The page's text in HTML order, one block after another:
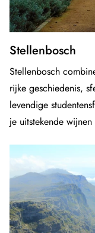
Stellenbosch
Stellenbosch
rijke geschiedenis,
levendige
je uitstekende